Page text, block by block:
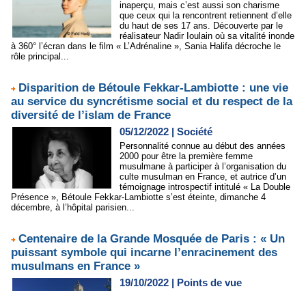
inaperçu, mais c’est aussi son charisme
que ceux qui la rencontrent retiennent d’elle
du haut de ses 17 ans. Découverte par le
réalisateur Nadir Ioulain où sa vitalité inonde
à 360° l’écran dans le film « L’Adrénaline », Sania Halifa décroche le
rôle principal...
Disparition de Bétoule Fekkar-Lambiotte : une vie
au service du syncrétisme social et du respect de la
diversité de l’islam de France
05/12/2022 | Société
Personnalité connue au début des années
2000 pour être la première femme
musulmane à participer à l’organisation du
culte musulman en France, et autrice d’un
témoignage introspectif intitulé « La Double
Présence », Bétoule Fekkar-Lambiotte s’est éteinte, dimanche 4
décembre, à l’hôpital parisien...
Centenaire de la Grande Mosquée de Paris : « Un
puissant symbole qui incarne l’enracinement des
musulmans en France »
19/10/2022 | Points de vue